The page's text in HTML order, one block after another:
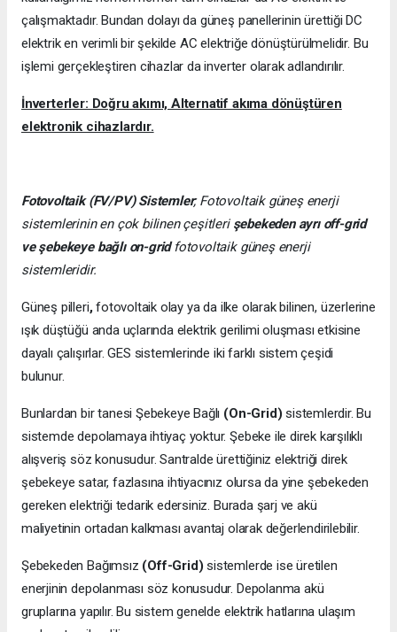
çalışmaktadır. Bundan dolayı da güneş panellerinin ürettiği DC
elektrik en verimli bir şekilde AC elektriğe dönüştürülmelidir. Bu
işlemi gerçekleştiren cihazlar da inverter olarak adlandırılır.
İnverterler: Doğru akımı, Alternatif akıma dönüştüren
elektronik cihazlardır.
Fotovoltaik (FV/PV) Sistemler; Fotovoltaik güneş enerji
sistemlerinin en çok bilinen çeşitleri şebekeden ayrı off-grid
ve şebekeye bağlı on-gridfotovoltaik güneş enerji
sistemleridir.
Güneş pilleri,fotovoltaik olay ya da ilke olarak bilinen, üzerlerine
ışık düştüğü anda uçlarında elektrik gerilimi oluşması etkisine
dayalı çalışırlar. GES sistemlerinde iki farklı sistem çeşidi
bulunur.
Bunlardan bir tanesi Şebekeye Bağlı (On-Grid) sistemlerdir. Bu
sistemde depolamaya ihtiyaç yoktur. Şebeke ile direk karşılıklı
alışveriş söz konusudur. Santralde ürettiğiniz elektriği direk
şebekeye satar, fazlasına ihtiyacınız olursa da yine şebekeden
gereken elektriği tedarik edersiniz. Burada şarj ve akü
maliyetinin ortadan kalkması avantaj olarak değerlendirilebilir.
Şebekeden Bağımsız (Off-Grid) sistemlerde ise üretilen
enerjinin depolanması söz konusudur. Depolanma akü
gruplarına yapılır. Bu sistem genelde elektrik hatlarına ulaşım